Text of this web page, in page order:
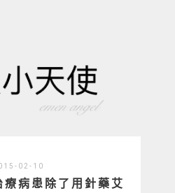
02-10
療病患除了用針藥艾